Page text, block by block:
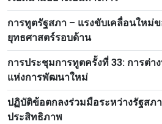
การทูตรัฐสภา – แรงขับเคลื่อนใหม่
ยุทธศาสตร์รอบด้าน
การประชุมการทูตครั้งที่ 33: การต่า
แห่งการพัฒนาใหม่
ปฏิบัติข้อตกลงร่วมมือระหว่างรัฐสภ
ประสิทธิภาพ